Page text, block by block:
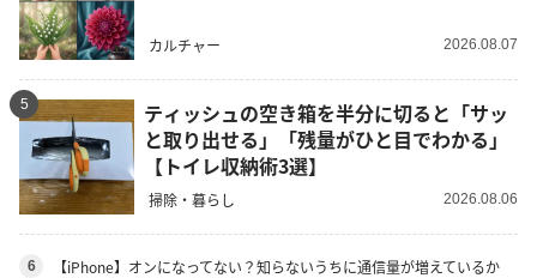
カルチャー 2026.08.07
5
ティッシュの空き箱を半分に切ると「サッ
と取り出せる」「残量がひと目でわかる」
【トイレ収納術3選】
掃除・暮らし 2026.08.06
6
【iPhone】オンになってない？知らないうちに通信量が増えているか